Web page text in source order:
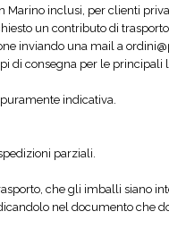
Marino inclusi, per clienti
un contributo di
inviando una mail a
di consegna per le principali
indicativa.
parziali.
che gli imballi siano
nel documento che